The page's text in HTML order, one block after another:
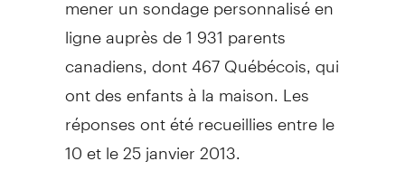
ligne auprès de 1 931 parents
canadiens, dont 467 Québécois, qui
ont des enfants à la maison. Les
réponses ont été recueillies entre le
10 et le 25 janvier 2013.